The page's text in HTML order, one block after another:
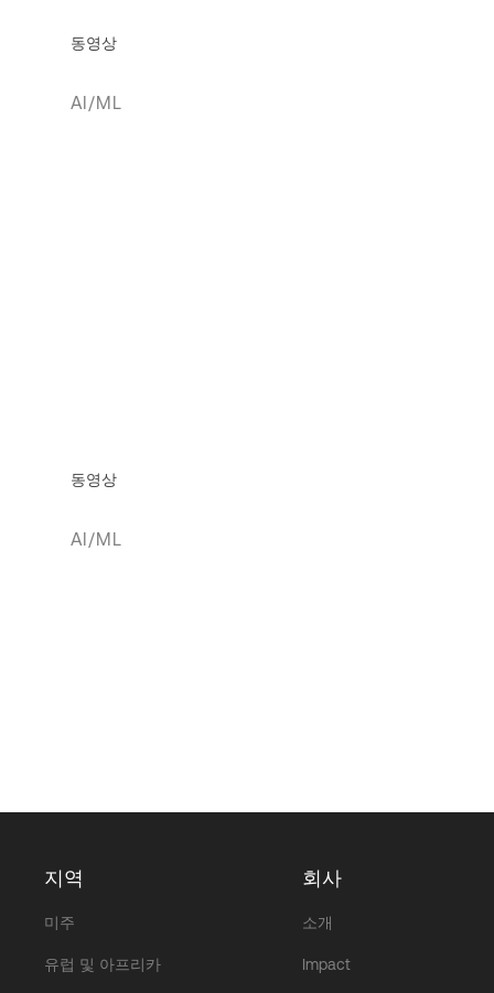
동영상
AI/ML
동영상
AI/ML
지역
미주
유럽 및 아프리카
회사
소개
Impact